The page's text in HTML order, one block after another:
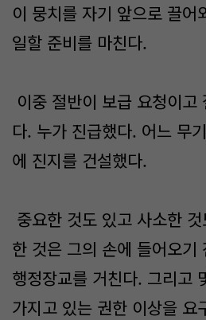
이 뭉치를 자기 앞으로 끌어
일할 준비를 마친다.
이중 절반이 보급 요청이고
다. 누가 진급했다. 어느 무
에 진지를 건설했다.
중요한 것도 있고 사소한
한 것은 그의 손에 들어오기
행정장교를 거친다. 그리고
가지고 있는 권한 이상을 요